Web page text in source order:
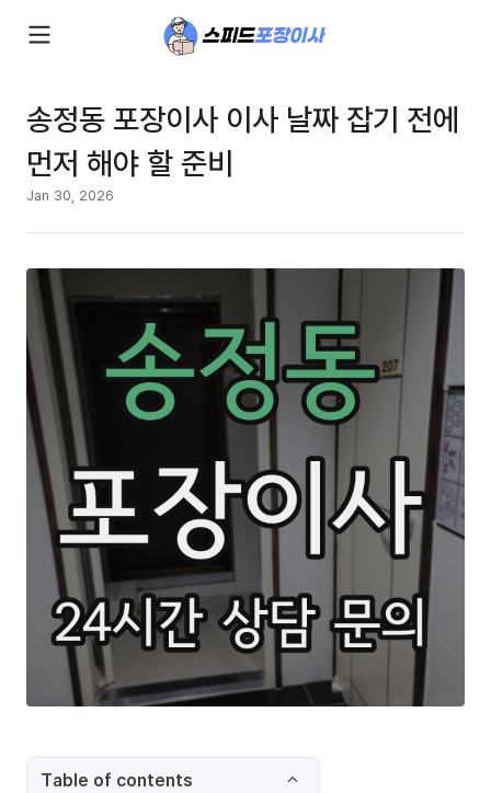
송정동 포장이사 이사 날짜 잡기 전에
먼저 해야 할 준비
Jan 30, 2026
Table of contents